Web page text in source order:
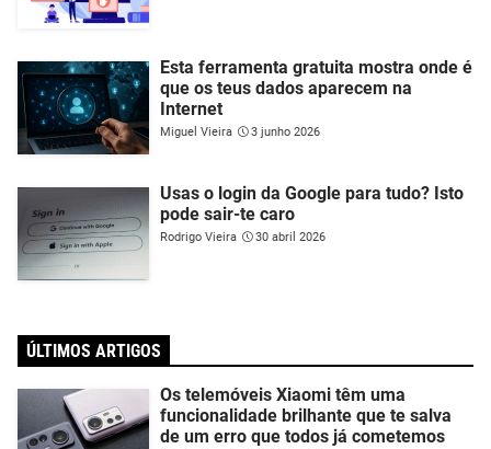
Esta ferramenta gratuita mostra onde é
que os teus dados aparecem na
Internet
Miguel Vieira 3 junho 2026
Usas o login da Google para tudo? Isto
pode sair-te caro
Rodrigo Vieira 30 abril 2026
ÚLTIMOS ARTIGOS
Os telemóveis Xiaomi têm uma
funcionalidade brilhante que te salva
de um erro que todos já cometemos